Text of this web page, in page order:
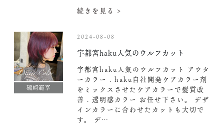
続きを見る >
磯崎範享
2024-08-08
宇都宮haku人気のウルフカット
宇都宮haku人気のウルフカット アウタ
ーカラー . haku自社開発ケアカラー剤
をミックスさせたケアカラーで髪質改
善 . 透明感カラー お任せ下さい。 デザ
インカラーに合わせたカットも大切で
す。 デ…